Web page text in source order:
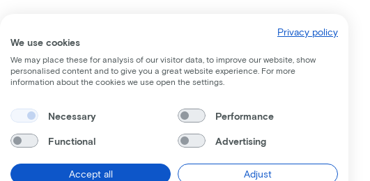
Privacy policy
We use cookies
We may place these for analysis of our visitor data, to improve our website, show
personalised content and to give you a great website experience. For more
information about the cookies we use open the settings.
Necessary Performance
Functional Advertising
Accept all Adjust